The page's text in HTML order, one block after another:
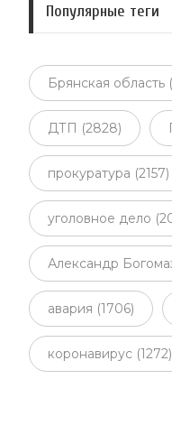
Популярные теги
Брянская область
ДТП (2828)
прокуратура (2157)
уголовное дело
Александр
авария (1706)
коронавирус (1272)